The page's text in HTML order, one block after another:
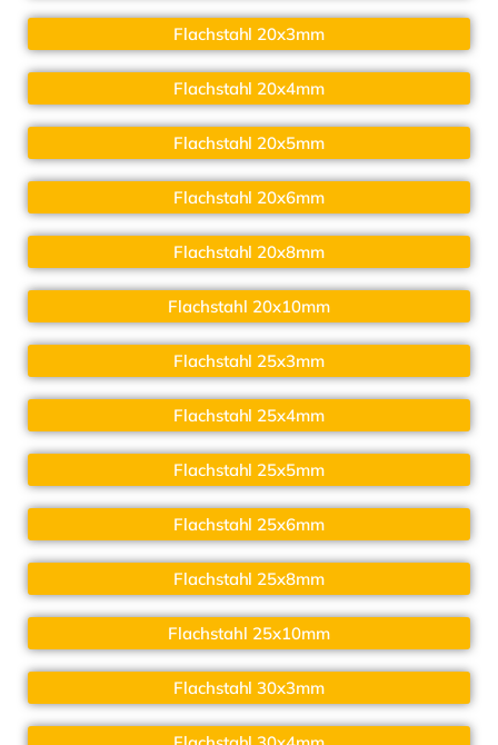
Flachstahl 20x3mm
Flachstahl 20x4mm
Flachstahl 20x5mm
Flachstahl 20x6mm
Flachstahl 20x8mm
Flachstahl 20x10mm
Flachstahl 25x3mm
Flachstahl 25x4mm
Flachstahl 25x5mm
Flachstahl 25x6mm
Flachstahl 25x8mm
Flachstahl 25x10mm
Flachstahl 30x3mm